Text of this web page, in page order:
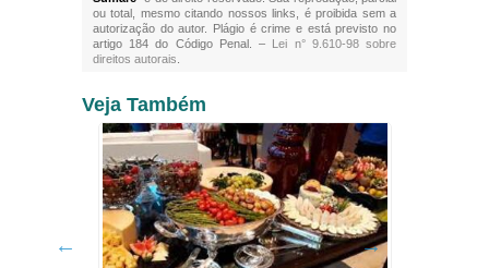
ou total, mesmo citando nossos links, é proibida sem a
autorização do autor. Plágio é crime e está previsto no
artigo 184 do Código Penal. – Lei n° 9.610-98 sobre
direitos autorais
Veja Também